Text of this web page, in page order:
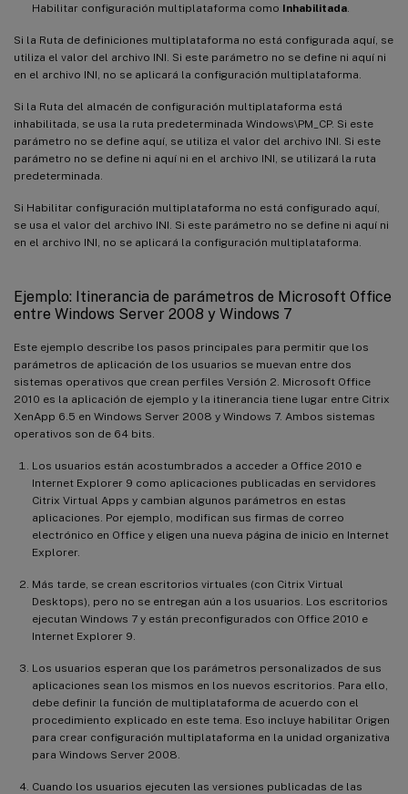
Habilitar configuración multiplataforma como Inhabilitada
Si la Ruta de definiciones multiplataforma no está configurada aquí, se
utiliza el valor del archivo INI. Si este parámetro no se define ni aquí ni
en el archivo INI, no se aplicará la configuración multiplataforma.
Si la Ruta del almacén de configuración multiplataforma está
inhabilitada, se usa la ruta predeterminada Windows\PM_CP. Si este
parámetro no se define aquí, se utiliza el valor del archivo INI. Si este
parámetro no se define ni aquí ni en el archivo INI, se utilizará la ruta
predeterminada.
Si Habilitar configuración multiplataforma no está configurado aquí,
se usa el valor del archivo INI. Si este parámetro no se define ni aquí ni
en el archivo INI, no se aplicará la configuración multiplataforma.
Ejemplo: Itinerancia de parámetros de Microsoft Office
entre Windows Server 2008 y Windows 7
Este ejemplo describe los pasos principales para permitir que los
parámetros de aplicación de los usuarios se muevan entre dos
sistemas operativos que crean perfiles Versión 2. Microsoft Office
2010 es la aplicación de ejemplo y la itinerancia tiene lugar entre Citrix
XenApp 6.5 en Windows Server 2008 y Windows 7. Ambos sistemas
operativos son de 64 bits.
Los usuarios están acostumbrados a acceder a Office 2010 e
Internet Explorer 9 como aplicaciones publicadas en servidores
Citrix Virtual Apps y cambian algunos parámetros en estas
aplicaciones. Por ejemplo, modifican sus firmas de correo
electrónico en Office y eligen una nueva página de inicio en Internet
Explorer.
Más tarde, se crean escritorios virtuales (con Citrix Virtual
Desktops), pero no se entregan aún a los usuarios. Los escritorios
ejecutan Windows 7 y están preconfigurados con Office 2010 e
Internet Explorer 9.
Los usuarios esperan que los parámetros personalizados de sus
aplicaciones sean los mismos en los nuevos escritorios. Para ello,
debe definir la función de multiplataforma de acuerdo con el
procedimiento explicado en este tema. Eso incluye habilitar Origen
para crear configuración multiplataforma en la unidad organizativa
para Windows Server 2008.
Cuando los usuarios ejecuten las versiones publicadas de las